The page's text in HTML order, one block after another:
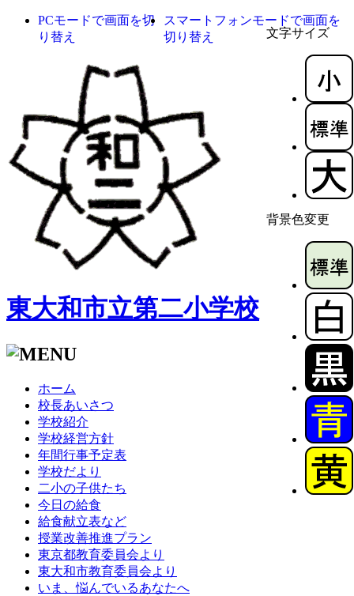
文字サイズ
背景色変更
PCモードで画面を切
り替え
スマートフォンモードで画面を
切り替え
東大和市立第二小学校
ホーム
校長あいさつ
学校紹介
学校経営方針
年間行事予定表
学校だより
二小の子供たち
今日の給食
給食献立表など
授業改善推進プラン
東京都教育委員会より
東大和市教育委員会より
いま、悩んでいるあなたへ